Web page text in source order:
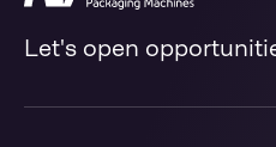
Let's open